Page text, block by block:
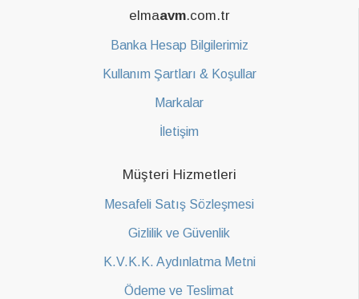
elmaavm.com.tr
Banka Hesap Bilgilerimiz
Kullanım Şartları & Koşullar
Markalar
İletişim
Müşteri Hizmetleri
Mesafeli Satış Sözleşmesi
Gizlilik ve Güvenlik
K.V.K.K. Aydınlatma Metni
Ödeme ve Teslimat